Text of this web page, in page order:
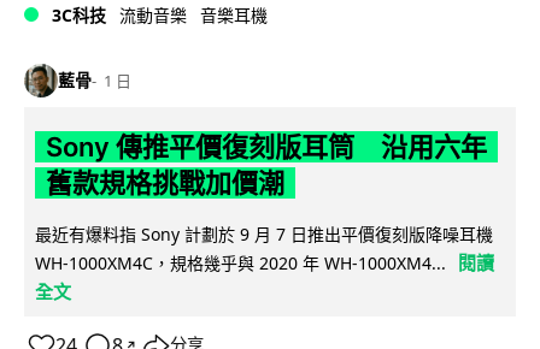
3C科技 流動音樂 音樂耳機
藍骨 1 日
Sony 傳推平價復刻版耳筒 沿用六年
舊款規格挑戰加價潮
最近有爆料指 Sony 計劃於 9 月 7 日推出平價復刻版降噪耳機
WH-1000XM4C，規格幾乎與 2020 年 WH-1000XM4...
閱讀
全文
↗